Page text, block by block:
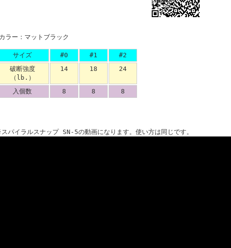
ラー：マットブラック
サイズ #0 #1
#2
破断強度
（lb.）
14 18 24
入個数 8 8 8
パイラルスナップ SN-5の動画になります。使い方は同じです。